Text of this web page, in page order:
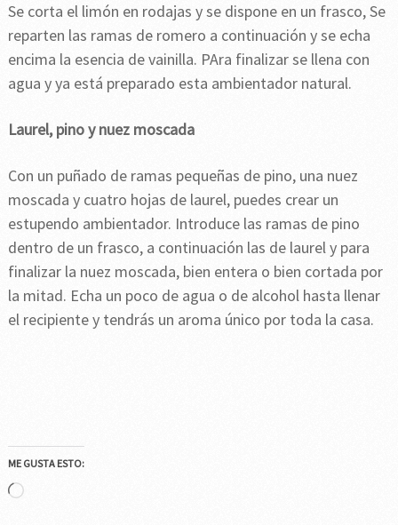
Se corta el limón en rodajas y se dispone en un frasco, Se
reparten las ramas de romero a continuación y se echa
encima la esencia de vainilla. PAra finalizar se llena con
agua y ya está preparado esta ambientador natural.
Laurel, pino y nuez moscada
Con un puñado de ramas pequeñas de pino, una nuez
moscada y cuatro hojas de laurel, puedes crear un
estupendo ambientador. Introduce las ramas de pino
dentro de un frasco, a continuación las de laurel y para
finalizar la nuez moscada, bien entera o bien cortada por
la mitad. Echa un poco de agua o de alcohol hasta llenar
el recipiente y tendrás un aroma único por toda la casa.
ME GUSTA ESTO:
Cargando...